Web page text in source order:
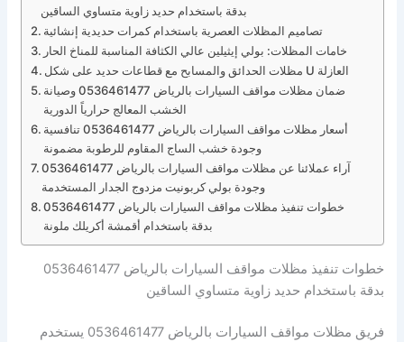
بدقة باستخدام حديد زاوية متساوي الساقين
تصاميم المظلات العصرية باستخدام كمرات حديدية إنشائية
خامات المظلات: بولي إيثيلين عالي الكثافة المناسبة للمناخ الحار
مظلات الحدائق والمسابح مع قطاعات حديد على شكل U العازلة
ضمان مظلات مواقف السيارات بالرياض 0536461477 وصيانة
الخشب المعالج حرارياً الدورية
أسعار مظلات مواقف السيارات بالرياض 0536461477 تنافسية
وجودة خشب الساج المقاوم للرطوبة مضمونة
آراء عملائنا عن مظلات مواقف السيارات بالرياض 0536461477
وجودة بولي كربونيت مزدوج الجدار المستخدمة
خطوات تنفيذ مظلات مواقف السيارات بالرياض 0536461477
بدقة باستخدام أقمشة أكريلك ملونة
خطوات تنفيذ مظلات مواقف السيارات بالرياض 0536461477
بدقة باستخدام حديد زاوية متساوي الساقين
فريق مظلات مواقف السيارات بالرياض 0536461477 يستخدم